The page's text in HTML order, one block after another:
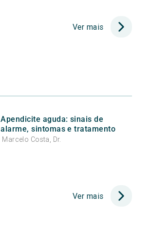
Ver mais
Apendicite aguda: sinais de
alarme, sintomas e tratamento
Marcelo Costa, Dr.
Ver mais